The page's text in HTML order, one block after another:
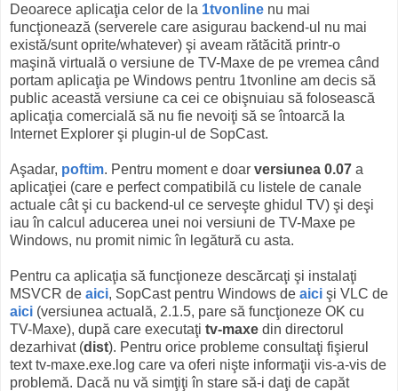
Deoarece aplicaţia celor de la 1tvonline nu mai
funcţionează (serverele care asigurau backend-ul nu mai
există/sunt oprite/whatever) şi aveam rătăcită printr-o
maşină virtuală o versiune de TV-Maxe de pe vremea când
portam aplicaţia pe Windows pentru 1tvonline am decis să
public această versiune ca cei ce obişnuiau să folosească
aplicaţia comercială să nu fie nevoiţi să se întoarcă la
Internet Explorer şi plugin-ul de SopCast.
Aşadar, poftim. Pentru moment e doar versiunea 0.07 a
aplicaţiei (care e perfect compatibilă cu listele de canale
actuale cât şi cu backend-ul ce serveşte ghidul TV) şi deşi
iau în calcul aducerea unei noi versiuni de TV-Maxe pe
Windows, nu promit nimic în legătură cu asta.
Pentru ca aplicaţia să funcţioneze descărcaţi şi instalaţi
MSVCR de aici, SopCast pentru Windows de aici şi VLC de
aici (versiunea actuală, 2.1.5, pare să funcţioneze OK cu
TV-Maxe), după care executaţi tv-maxe din directorul
dezarhivat (dist). Pentru orice probleme consultaţi fişierul
text tv-maxe.exe.log care va oferi nişte informaţii vis-a-vis de
problemă. Dacă nu vă simţiţi în stare să-i daţi de capăt